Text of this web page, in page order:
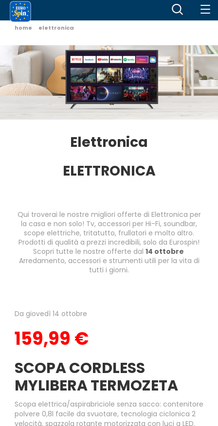
home elettronica
Elettronica
ELETTRONICA
Qui troverai le nostre migliori offerte di Elettronica per
la casa e non solo! Tv, accessori per Hi-Fi, soundbar,
scope elettriche, tritatutto, frullatori e molto altro.
Prodotti di qualità a prezzi incredibili, solo da Eurospin!
Scopri tutte le nostre offerte dal 14 ottobre
Arredamento, accessori e strumenti utili per la vita di
tutti i giorni.
Da giovedì 14 ottobre
159,99 €
SCOPA CORDLESS
MYLIBERA TERMOZETA
Scopa elettrica/aspirabriciole senza sacco: contenitore
polvere 0,8l facile da svuotare, tecnologia ciclonica 2
velocità, spazzola rotante motorizzata con luci a LED.